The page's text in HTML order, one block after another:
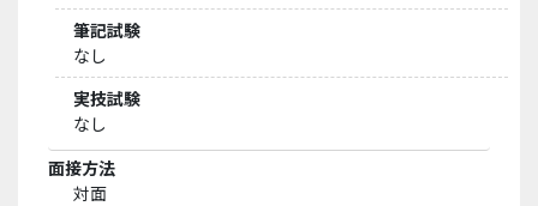
筆記試験
なし
実技試験
なし
面接方法
対面